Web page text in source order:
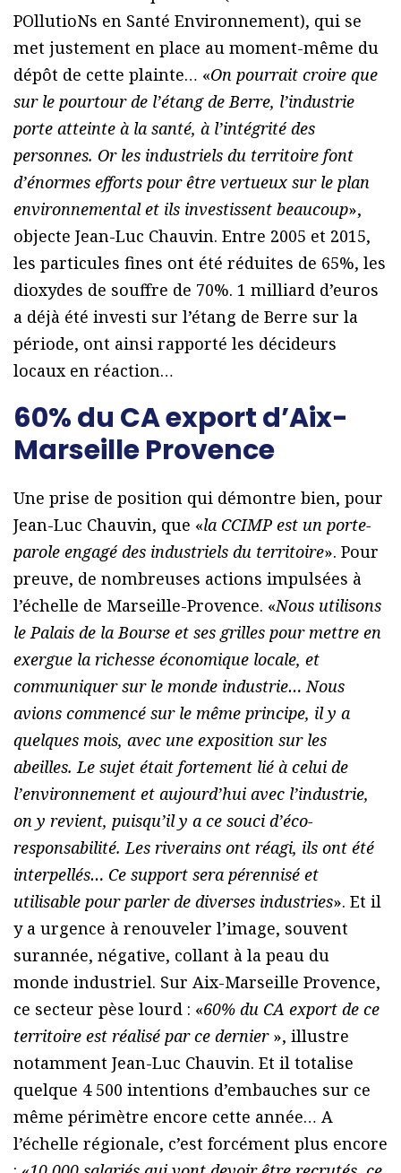
POllutioNs en Santé Environnement), qui se
met justement en place au moment-même du
dépôt de cette plainte… «On pourrait croire que
sur le pourtour de l’étang de Berre, l’industrie
porte atteinte à la santé, à l’intégrité des
personnes. Or les industriels du territoire font
d’énormes efforts pour être vertueux sur le plan
environnemental et ils investissent beaucoup»,
objecte Jean-Luc Chauvin. Entre 2005 et 2015,
les particules fines ont été réduites de 65%, les
dioxydes de souffre de 70%. 1 milliard d’euros
a déjà été investi sur l’étang de Berre sur la
période, ont ainsi rapporté les décideurs
locaux en réaction…
60% du CA export d’Aix-
Marseille Provence
Une prise de position qui démontre bien, pour
Jean-Luc Chauvin, que «la CCIMP est un porte-
parole engagé des industriels du territoire». Pour
preuve, de nombreuses actions impulsées à
l’échelle de Marseille-Provence. «Nous utilisons
le Palais de la Bourse et ses grilles pour mettre en
exergue la richesse économique locale, et
communiquer sur le monde industrie… Nous
avions commencé sur le même principe, il y a
quelques mois, avec une exposition sur les
abeilles. Le sujet était fortement lié à celui de
l’environnement et aujourd’hui avec l’industrie,
on y revient, puisqu’il y a ce souci d’éco-
responsabilité. Les riverains ont réagi, ils ont été
interpellés… Ce support sera pérennisé et
utilisable pour parler de diverses industries». Et il
y a urgence à renouveler l’image, souvent
surannée, négative, collant à la peau du
monde industriel. Sur Aix-Marseille Provence,
ce secteur pèse lourd : «60% du CA export de ce
territoire est réalisé par ce dernier », illustre
notamment Jean-Luc Chauvin. Et il totalise
quelque 4 500 intentions d’embauches sur ce
même périmètre encore cette année… A
l’échelle régionale, c’est forcément plus encore